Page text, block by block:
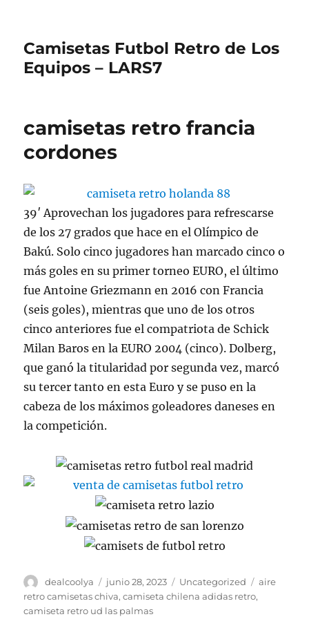
Camisetas Futbol Retro de Los
Equipos – LARS7
camisetas retro francia
cordones
39′ Aprovechan los jugadores para refrescarse
de los 27 grados que hace en el Olímpico de
Bakú. Solo cinco jugadores han marcado cinco o
más goles en su primer torneo EURO, el último
fue Antoine Griezmann en 2016 con Francia
(seis goles), mientras que uno de los otros
cinco anteriores fue el compatriota de Schick
Milan Baros en la EURO 2004 (cinco). Dolberg,
que ganó la titularidad por segunda vez, marcó
su tercer tanto en esta Euro y se puso en la
cabeza de los máximos goleadores daneses en
la competición.
Autor
dealcoolya
Publicado
el
junio 28, 2023 Categorías
Uncategorized Etiquetas
aire
retro camisetas chiva,camiseta chilena adidas retro,
camiseta retro ud las palmas